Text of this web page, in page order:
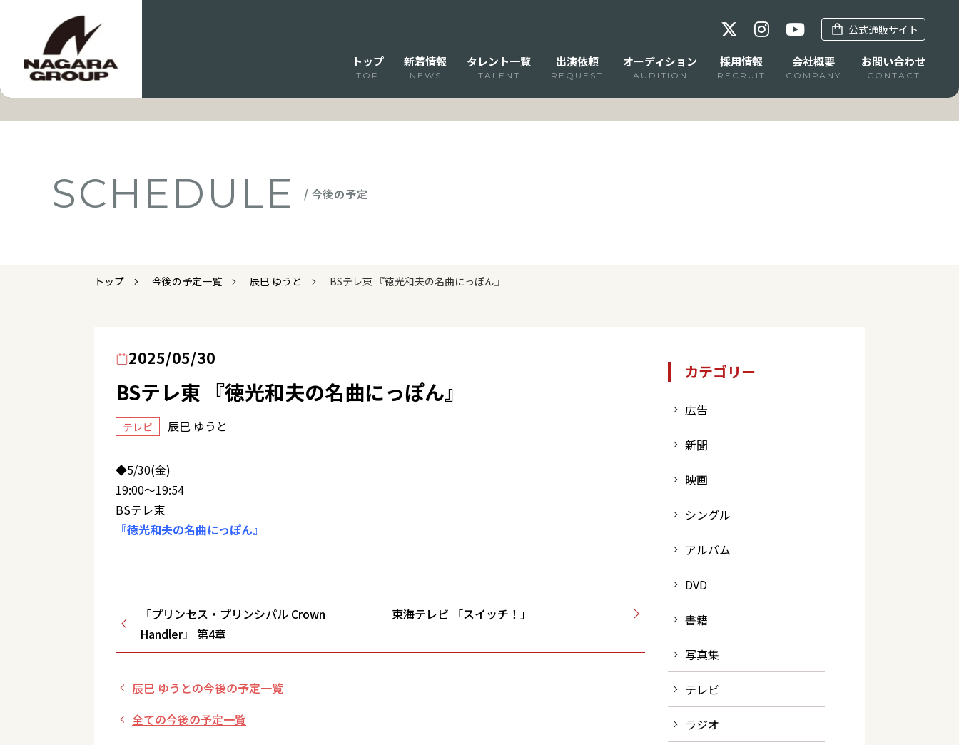
公式通販サイト
トップ
TOP
新着情報
NEWS
タレント一覧
TALENT
出演依頼
REQUEST
オーディション
AUDITION
採用情報
RECRUIT
会社概要
COMPANY
お問い合わせ
CONTACT
SCHEDULE / 今後の予定
トップ 今後の予定一覧 辰巳 ゆうと BSテレ東 『徳光和夫の名曲にっぽん』
2025/05/30
BSテレ東 『徳光和夫の名曲にっぽん』
テレビ 辰巳 ゆうと
◆5/30(金)
19:00～19:54
BSテレ東
『徳光和夫の名曲にっぽん』
「プリンセス・プリンシパル Crown
Handler」 第4章
東海テレビ 「スイッチ！」
辰巳 ゆうとの今後の予定一覧
全ての今後の予定一覧
カテゴリー
広告
新聞
映画
シングル
アルバム
DVD
書籍
写真集
テレビ
ラジオ